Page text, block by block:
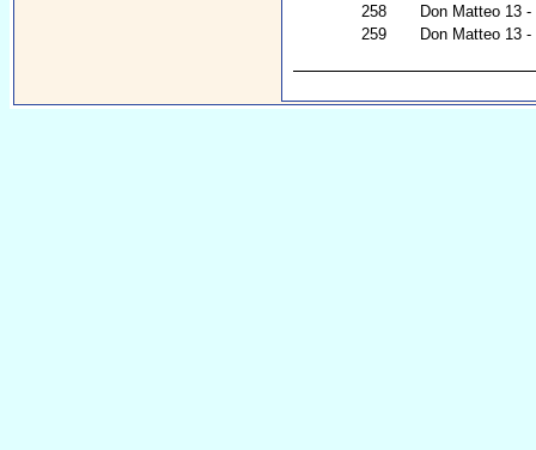
258
Don Matteo 13
259
Don Matteo 13